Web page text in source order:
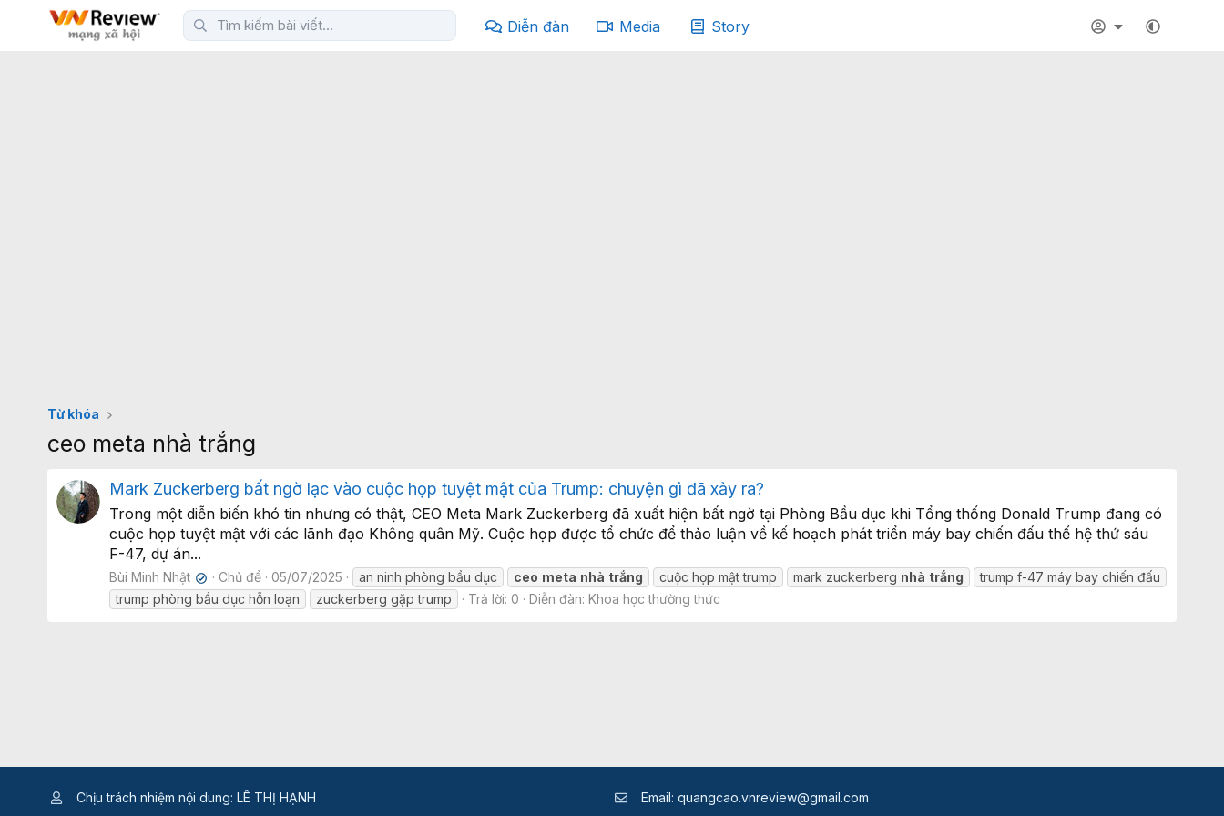
Diễn đàn Media Story
Từ khóa
ceo meta nhà trắng
Mark Zuckerberg bất ngờ lạc vào cuộc họp tuyệt mật của Trump: chuyện gì đã xảy ra?
Trong một diễn biến khó tin nhưng có thật, CEO Meta Mark Zuckerberg đã xuất hiện bất ngờ tại Phòng Bầu dục khi Tổng thống Donald Trump đang có
cuộc họp tuyệt mật với các lãnh đạo Không quân Mỹ. Cuộc họp được tổ chức để thảo luận về kế hoạch phát triển máy bay chiến đấu thế hệ thứ sáu
F-47, dự án...
Bùi Minh Nhật ✔ Chủ đề 05/07/2025 an ninh phòng bầu dục ceo meta nhà trắng cuộc họp mật trump mark zuckerberg nhà trắng
trump f-47 máy bay chiến đấu
trump phòng bầu dục hỗn loạn
zuckerberg gặp trump Trả lời: 0 Diễn đàn: Khoa học thường thức
Chịu trách nhiệm nội dung: LÊ THỊ HẠNH Email: quangcao.vnreview@gmail.com